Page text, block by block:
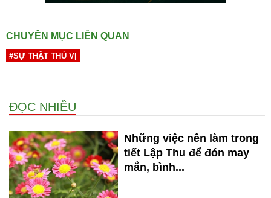
CHUYÊN MỤC LIÊN QUAN
#SỰ THẬT THÚ VỊ
ĐỌC NHIỀU
Những việc nên làm trong
tiết Lập Thu để đón may
mắn, bình...